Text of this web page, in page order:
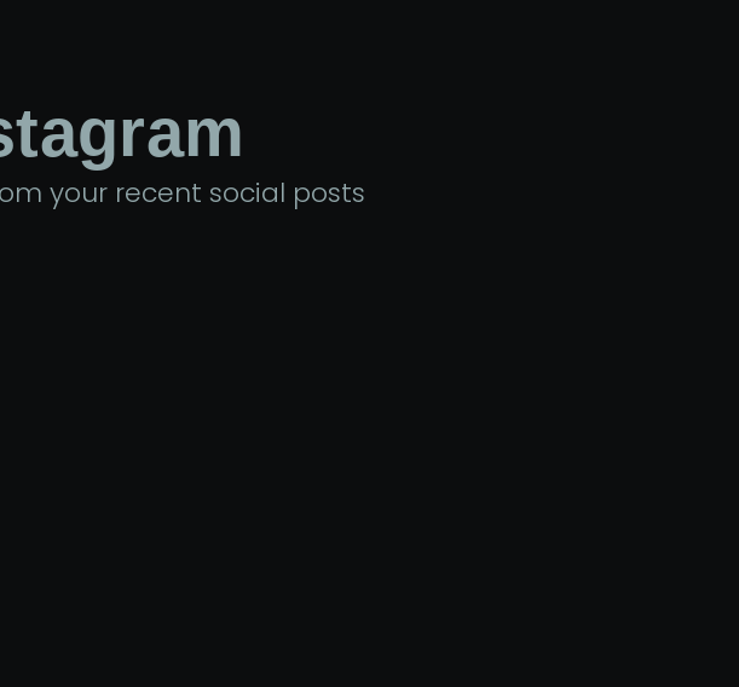
your recent social posts